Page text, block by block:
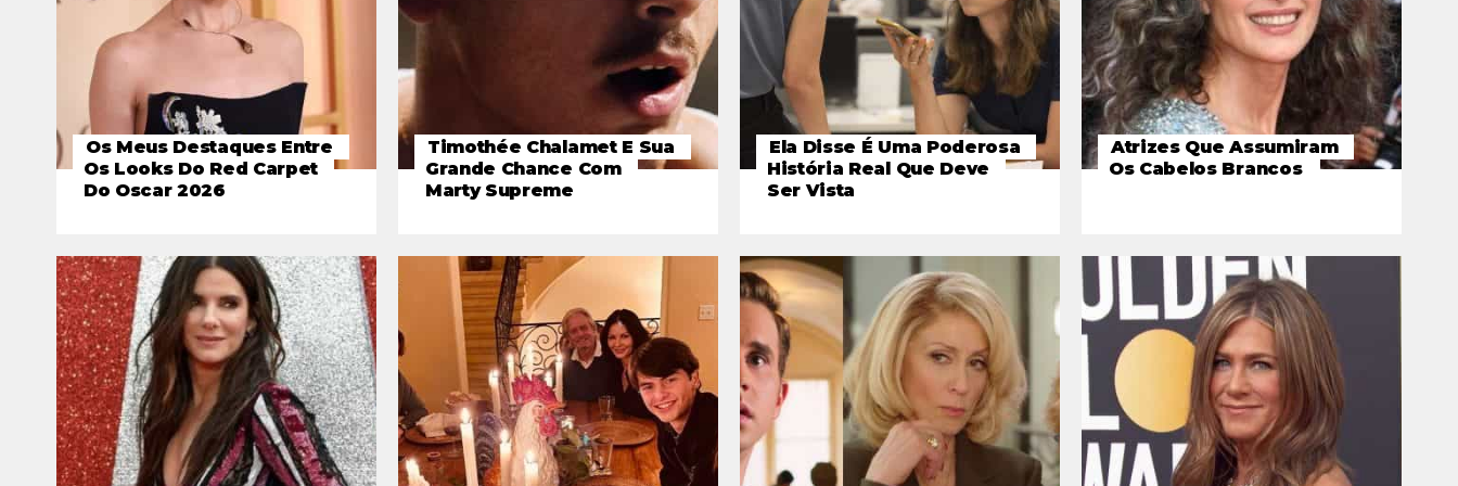
Os Meus Destaques Entre
Os Looks Do Red Carpet
Do Oscar 2026
Timothée Chalamet E Sua
Grande Chance Com
Marty Supreme
Ela Disse É Uma Poderosa
História Real Que Deve
Ser Vista
Atrizes Que Assumiram
Os Cabelos Brancos